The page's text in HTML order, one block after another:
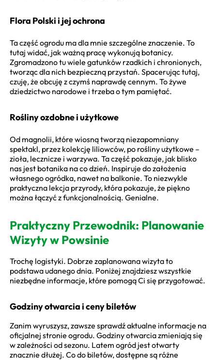
Flora Polski i jej ochrona
Ta część ogrodu ma dla mnie szczególne znaczenie. To
tutaj widać, jak ważną pracę wykonują botanicy.
Zgromadzono tu wiele gatunków rzadkich i chronionych,
tworząc dla nich bezpieczną przystań. Spacerując tutaj,
czuję, że obcuję z czymś naprawdę cennym. To żywe
dziedzictwo narodowe i trzeba o tym pamiętać.
Rośliny ozdobne i użytkowe
Od magnolii, które wiosną tworzą niezapomniany
spektakl, przez kolekcję liliowców, po rośliny użytkowe –
zioła, lecznicze i warzywa. Ta część pokazuje, jak blisko
nas jest botanika na co dzień. Inspiruje do założenia
własnego ogródka, nawet na balkonie. To niezwykle
praktyczna lekcja przyrody, która pokazuje, że piękno
można łączyć z funkcjonalnością. Genialne.
Praktyczny Przewodnik: Planowanie
Wizyty w Powsinie
Trochę logistyki. Dobrze zaplanowana wizyta to
podstawa udanego dnia. Poniżej znajdziesz wszystkie
niezbędne informacje, które pomogą Ci się przygotować.
Godziny otwarcia i ceny biletów
Zanim wyruszysz, zawsze sprawdź aktualne informacje na
oficjalnej stronie ogrodu. Godziny otwarcia zmieniają się
w zależności od sezonu. Latem ogród jest otwarty
znacznie dłużej. Co do biletów, dostępne są różne